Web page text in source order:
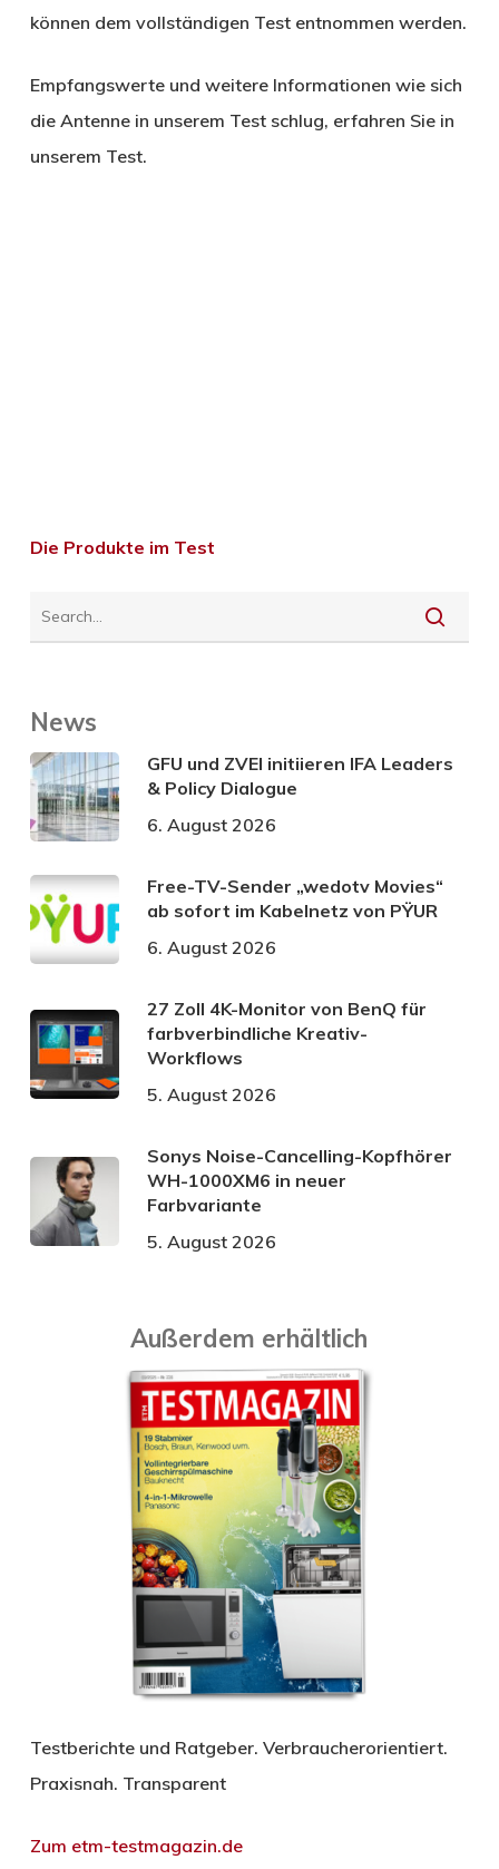
können dem vollständigen Test entnommen werden.
Empfangswerte und weitere Informationen wie sich
die Antenne in unserem Test schlug, erfahren Sie in
unserem Test.
Die Produkte im Test
News
GFU und ZVEI initiieren IFA Leaders
& Policy Dialogue
6. August 2026
Free-TV-Sender „wedotv Movies“
ab sofort im Kabelnetz von PŸUR
6. August 2026
27 Zoll 4K-Monitor von BenQ für
farbverbindliche Kreativ-
Workflows
5. August 2026
Sonys Noise-Cancelling-Kopfhörer
WH-1000XM6 in neuer
Farbvariante
5. August 2026
Außerdem erhältlich
Testberichte und Ratgeber. Verbraucherorientiert.
Praxisnah. Transparent
Zum etm-testmagazin.de